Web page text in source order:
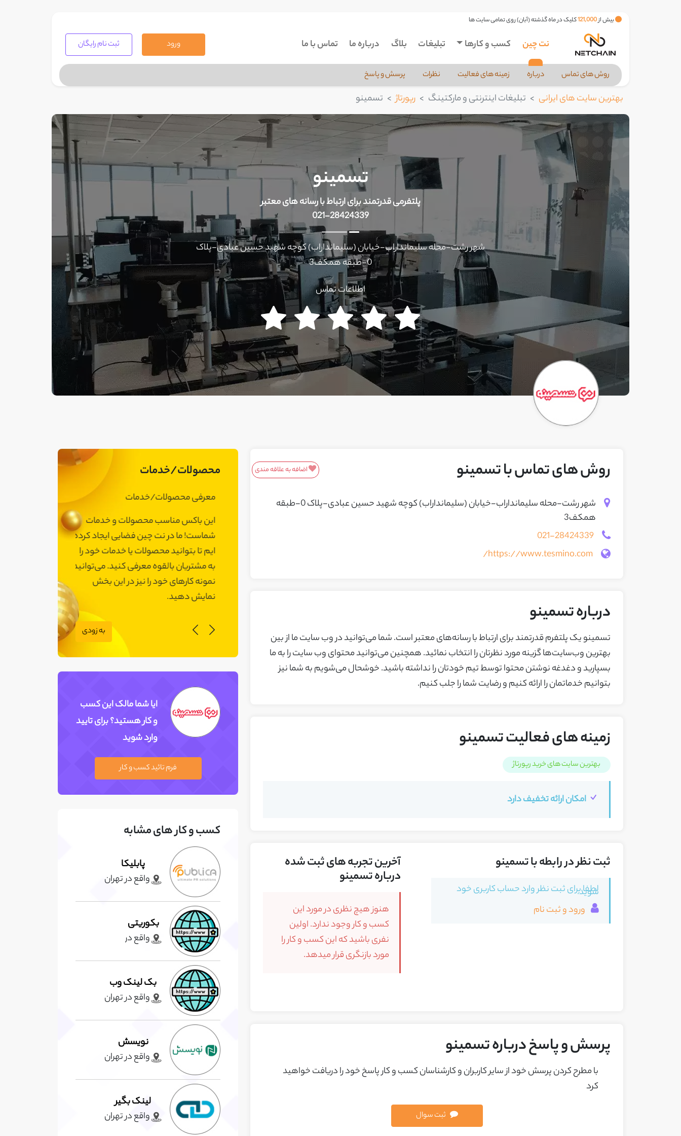
بیش از121,000کلیک در ماه گذشته (آبان) روی تمامی سایت ها
نت چین کسب و کارها تبلیغات بلاگ درباره ما تماس با ما ورود ثبت نام رایگان
روش های تماس درباره زمینه های فعالیت نظرات پرسش و پاسخ
بهترین سایت های ایرانی تبلیغات اینترنتی و مارکتینگ رپورتاژ تسمینو
تسمینو
پلتفرمی قدرتمند برای ارتباط با رسانه های معتبر
021-28424339
شهر رشت-محله سلیمانداراب-خیابان (سلیمانداراب) کوچه شهید حسین عبادی-پلاک
0-طبقه همکف3
اطلاعات تماس
روش های تماس با تسمینو اضافه به علاقه مندی
شهر رشت-محله سلیمانداراب-خیابان (سلیمانداراب) کوچه شهید حسین عبادی-پلاک 0-طبقه
همکف3
021-28424339
https://www.tesmino.com/
درباره تسمینو
تسمینو یک پلتفرم قدرتمند برای ارتباط با رسانه‌های معتبر است. شما می‌توانید در وب سایت ما از بین
بهترین وب‌سایت‌ها گزینه مورد نظرتان را انتخاب نمائید. همچنین می‌توانید محتوای وب سایت را به ما
بسپارید و دغدغه نوشتن محتوا توسط تیم خودتان را نداشته باشید. خوشحال می‌شویم به شما نیز
بتوانیم خدماتمان را ارائه کنیم و رضایت شما را جلب کنیم.
زمینه های فعالیت تسمینو
بهترین سایت های خرید رپورتاژ
امکان ارائه تخفیف دارد
ثبت نظر در رابطه با تسمینو
لطفا برای ثبت نظر وارد حساب کاربری خود
شوید.
ورود و ثبت نام
آخرین تجربه های ثبت شده
درباره تسمینو
هنوز هیچ نظری در مورد این
کسب و کار وجود ندارد. اولین
نفری باشید که این کسب و کار را
مورد بازنگری قرار میدهد.
پرسش و پاسخ درباره تسمینو
با مطرح کردن پرسش خود از ساير کاربران و کارشناسان کسب و کار پاسخ خود را دريافت خواهيد
کرد
ثبت سوال
محصولات/خدمات
معرفی محصولات/خدمات
معرفی محصولات/خدمات
این باکس مناسب محصولات و خدمات
شماست! ما در نت چین فضایی ایجاد کرده
ایم تا بتوانید محصولات یا خدمات خود را
به مشتریان بالقوه معرفی کنید. می‌توانید
نمونه کارهای خود را نیز در این بخش
نمایش دهید.
شماست! ما در
نمونه کارهای
نمایش دهید.
به زودی
ایا شما مالک این کسب
و کار هستید؟ برای تایید
وارد شوید
فرم تائید کسب و کار
کسب و کار های مشابه
پابلیکا
واقع در تهران
بکوریتی
واقع در
بک لینک وب
واقع در تهران
نویسش
واقع در تهران
لینک بگیر
واقع در تهران